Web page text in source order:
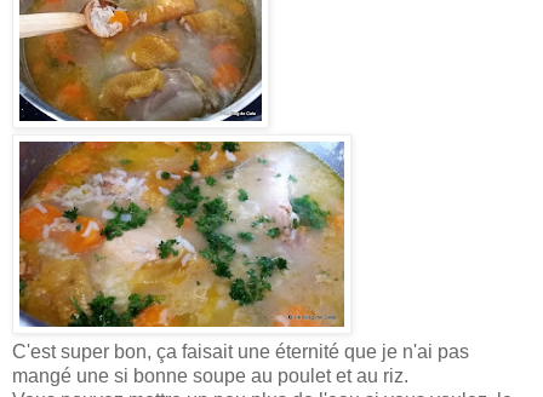
C'est super bon, ça faisait une éternité que je n'ai pas
mangé une si bonne soupe au poulet et au riz.